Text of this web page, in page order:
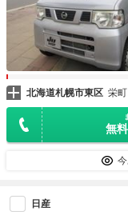
北海道札幌市東区 栄町
無
日産